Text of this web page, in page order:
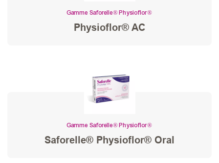
Gamme Saforelle® Physioflor®
Physioflor® AC
Gamme Saforelle® Physioflor®
Saforelle® Physioflor® Oral